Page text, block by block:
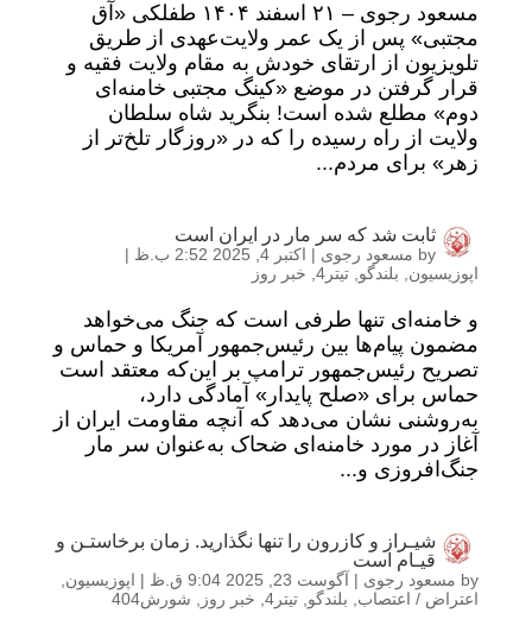
مسعود رجوی – ۲۱ اسفند ۱۴۰۴ طفلکی «آق
مجتبی» پس از یک عمر ولایت‌عهدی از طریق
تلویزیون از ارتقای خودش به مقام ولایت فقیه و
قرار گرفتن در موضع «کینگ مجتبی خامنه‌ای
دوم» مطلع شده است! بنگرید شاه سلطان
ولایت از راه رسیده را که در «روزگار تلخ‌تر از
زهر» برای مردم...
ثابت شد که سر مار در ایران است
by مسعود رجوی | اکتبر 4, 2025 2:52 ب.ظ
|
اپوزیسیون
بلندگو تیتر4 , خبر روز
و خامنه‌ای تنها طرفی است که جنگ می‌خواهد
مضمون پیام‌ها بین رئیس‌جمهور آمریکا و حماس و
تصریح رئیس‌جمهور ترامپ بر این‌که معتقد است
حماس برای «صلح پایدار» آمادگی دارد،
به‌روشنی نشان می‌دهد که آنچه مقاومت ایران از
آغاز در مورد خامنه‌ای ضحاک به‌عنوان سر مار
جنگ‌افروزی و...
شیـراز و کازرون را تنها نگذارید. زمان برخاستـن و
قیـام است
by مسعود رجوی | آگوست 23, 2025 9:04 ق.ظ | اپوزیسیون
اعتراض / اعتصاب
بلندگو تیتر4 , خبر روز شورش404